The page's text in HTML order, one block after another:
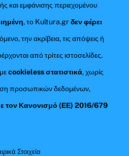
και εμφάνισης περιεχομένου
, το Kultura.grδεν φέρει
την ακρίβεια, τις απόψεις ή
από τρίτες ιστοσελίδες.
μεcookieless στατιστικά, χωρίς
προσωπικών δεδομένων,
Κανονισμό (ΕΕ) 2016/679
Στοιχεία